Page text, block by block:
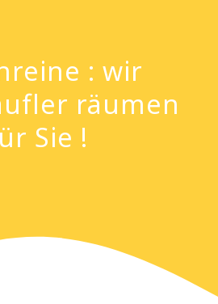
: wir
räumen
Sie !